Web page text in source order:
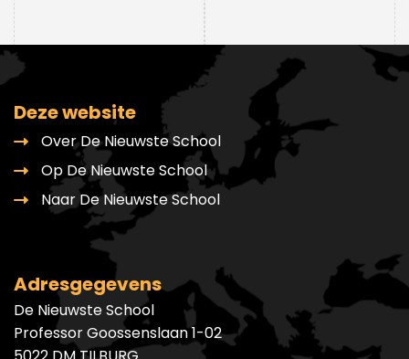
Deze website
Over De Nieuwste School
Op De Nieuwste School
Naar De Nieuwste School
Adresgegevens
De Nieuwste School
Professor Goossenslaan 1-02